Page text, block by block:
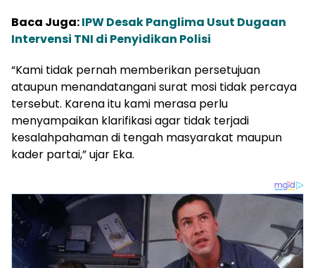
Baca Juga:IPW Desak Panglima Usut Dugaan
Intervensi TNI di Penyidikan Polisi
“Kami tidak pernah memberikan persetujuan
ataupun menandatangani surat mosi tidak percaya
tersebut. Karena itu kami merasa perlu
menyampaikan klarifikasi agar tidak terjadi
kesalahpahaman di tengah masyarakat maupun
kader partai,” ujar Eka.